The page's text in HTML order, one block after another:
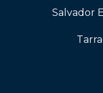
Salvador